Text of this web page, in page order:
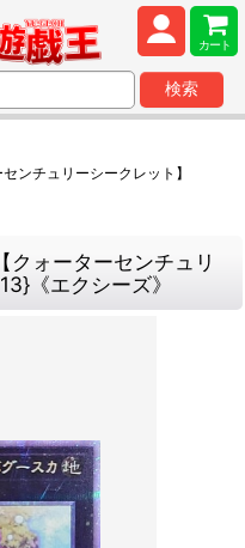
カート
検索
ンチュリーシークレット】
ォーターセンチュリ
《エクシーズ》